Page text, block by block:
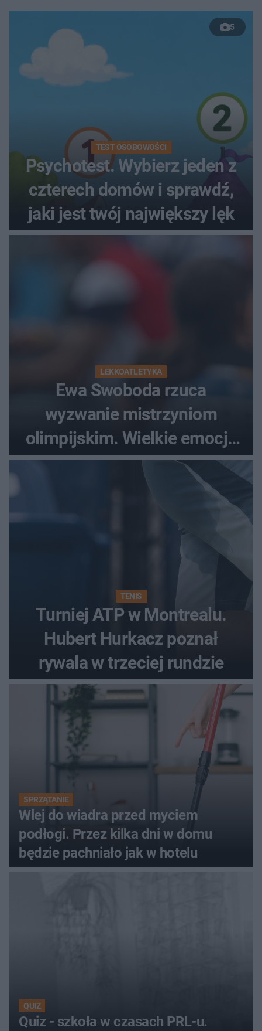
5
TEST OSOBOWOŚCI
Psychotest. Wybierz jeden z
czterech domów i sprawdź,
jaki jest twój największy lęk
LEKKOATLETYKA
Ewa Swoboda rzuca
wyzwanie mistrzyniom
olimpijskim. Wielkie emocje
podczas Silesia Memoriału
Kamili Skolimowskiej
TENIS
Turniej ATP w Montrealu.
Hubert Hurkacz poznał
rywala w trzeciej rundzie
SPRZĄTANIE
Wlej do wiadra przed myciem
podłogi. Przez kilka dni w domu
będzie pachniało jak w hotelu
QUIZ
Quiz - szkoła w czasach PRL-u.